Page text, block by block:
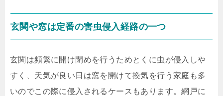
玄関や窓は定番の害虫侵入経路の一つ
玄関は頻繁に開け閉めを行うためとくに虫が侵入しや
すく、天気が良い日は窓を開けて換気を行う家庭も多
いのでこの際に侵入されるケースもあります。網戸に